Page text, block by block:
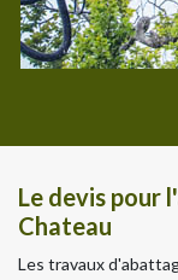
Le devis pour
Chateau
Les travaux